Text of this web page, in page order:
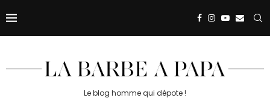
Le blog homme qui dépote !